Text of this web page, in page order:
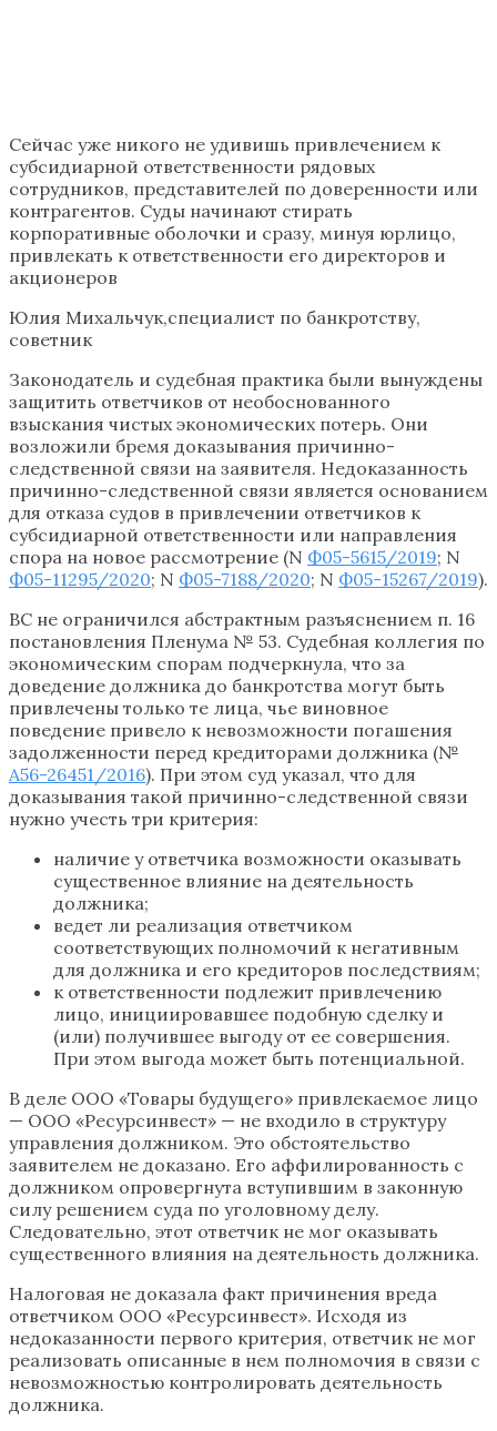
Сейчас уже никого не удивишь привлечением к
субсидиарной ответственности рядовых
сотрудников, представителей по доверенности или
контрагентов. Суды начинают стирать
корпоративные оболочки и сразу, минуя юрлицо,
привлекать к ответственности его директоров и
акционеров
Юлия Михальчук,специалист по банкротству,
советник
Законодатель и судебная практика были вынуждены
защитить ответчиков от необоснованного
взыскания чистых экономических потерь. Они
возложили бремя доказывания причинно-
следственной связи на заявителя. Недоказанность
причинно-следственной связи является основанием
для отказа судов в привлечении ответчиков к
субсидиарной ответственности или направления
спора на новое рассмотрение (N Ф05-5615/2019; N
Ф05-11295/2020; N Ф05-7188/2020; N Ф05-15267/2019).
ВС не ограничился абстрактным разъяснением п. 16
постановления Пленума № 53. Судебная коллегия по
экономическим спорам подчеркнула, что за
доведение должника до банкротства могут быть
привлечены только те лица, чье виновное
поведение привело к невозможности погашения
задолженности перед кредиторами должника (№
А56-26451/2016). При этом суд указал, что для
доказывания такой причинно-следственной связи
нужно учесть три критерия:
наличие у ответчика возможности оказывать
существенное влияние на деятельность
должника;
ведет ли реализация ответчиком
соответствующих полномочий к негативным
для должника и его кредиторов последствиям;
к ответственности подлежит привлечению
лицо, инициировавшее подобную сделку и
(или) получившее выгоду от ее совершения.
При этом выгода может быть потенциальной.
В деле ООО «Товары будущего» привлекаемое лицо
— ООО «Ресурсинвест» — не входило в структуру
управления должником. Это обстоятельство
заявителем не доказано. Его аффилированность с
должником опровергнута вступившим в законную
силу решением суда по уголовному делу.
Следовательно, этот ответчик не мог оказывать
существенного влияния на деятельность должника.
Налоговая не доказала факт причинения вреда
ответчиком ООО «Ресурсинвест». Исходя из
недоказанности первого критерия, ответчик не мог
реализовать описанные в нем полномочия в связи с
невозможностью контролировать деятельность
должника.